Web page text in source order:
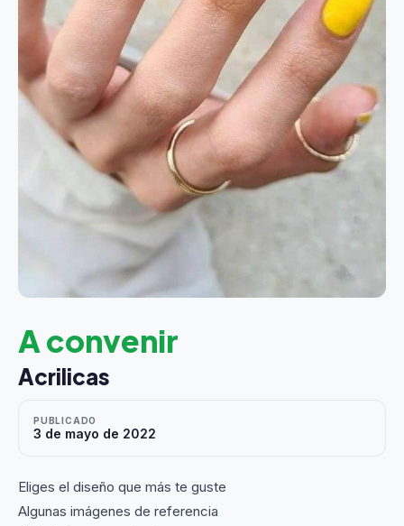
A convenir
Acrilicas
PUBLICADO
3 de mayo de 2022
Eliges el diseño que más te guste
Algunas imágenes de referencia